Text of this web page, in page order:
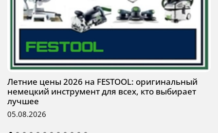
Летние цены 2026 на FESTOOL: оригинальный
немецкий инструмент для всех, кто выбирает
лучшее
05.08.2026